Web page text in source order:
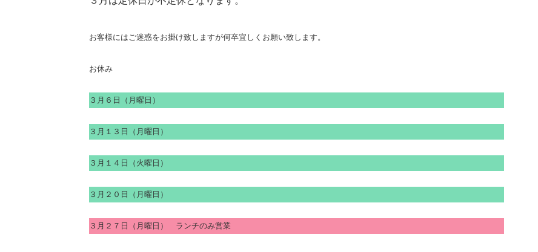
お客様にはご迷惑をお掛け致しますが何卒宜しくお願い致します。
お休み
３月６日（月曜日）
３月１３日（月曜日）
３月１４日（火曜日）
３月２０日（月曜日）
３月２７日（月曜日） ランチのみ営業